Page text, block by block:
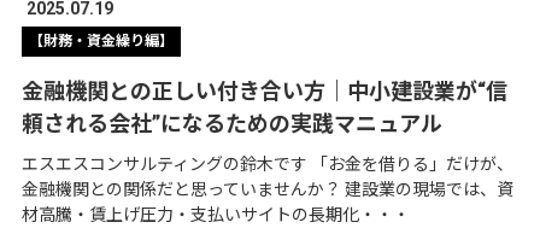
2025.07.19
【財務・資金繰り編】
金融機関との正しい付き合い方｜中小建設業が“信
頼される会社”になるための実践マニュアル
エスエスコンサルティングの鈴木です 「お金を借りる」だけが、
金融機関との関係だと思っていませんか？ 建設業の現場では、資
材高騰・賃上げ圧力・支払いサイトの長期化・・・